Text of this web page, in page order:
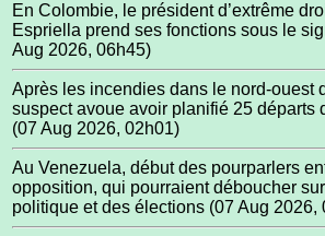
En Colombie, le président d’extrême
Espriella prend ses fonctions sous le
Aug 2026, 06h45)
Après les incendies dans le nord-ouest
suspect avoue avoir planifié 25 départs
(07 Aug 2026, 02h01)
Au Venezuela, début des pourparlers
opposition, qui pourraient déboucher
politique et des élections (07 Aug 2026,